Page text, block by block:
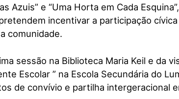
Azuis” e “Uma Horta em Cada
incentivar a participação
comunidade.
sessão na Biblioteca Maria Keil e da
Escolar ” na Escola Secundária do
de convívio e partilha intergeracional